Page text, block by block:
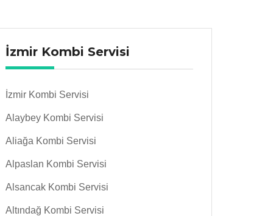
İzmir Kombi Servisi
İzmir Kombi Servisi
Alaybey Kombi Servisi
Aliağa Kombi Servisi
Alpaslan Kombi Servisi
Alsancak Kombi Servisi
Altındağ Kombi Servisi